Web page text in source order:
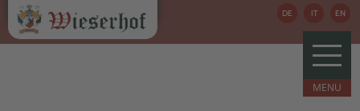
DE IT EN